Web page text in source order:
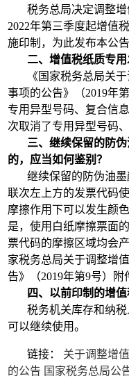
税务总局决定调整增
2022年第三季度起增值
施印制，为此发布本公告
二、增值税纸质专
《国家税务总局关于
事项的公告》（2019年
专用异型号码、复合信
次取消了专用异型号码
三、继续保留的防
的，应当如何鉴别？
继续保留的防伪油墨
联次左上方的发票代码
摩擦作用下可以发生颜
是，使用白纸摩擦票面
票代码的摩擦区域均会
家税务总局关于调整增
告》（2019年第9号）附
四、以前印制的增
税务机关库存和纳税
可以继续使用。
链接： 关于调整增
的公告 国家税务总局公